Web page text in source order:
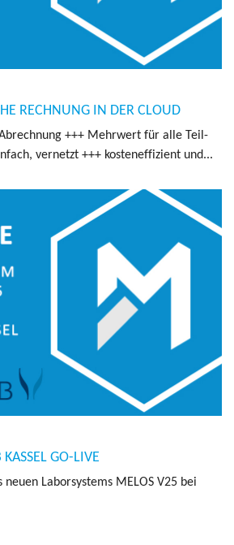
RECHNUNG IN DER CLOUD
+++ Mehr­wert für alle Teil­
ver­netzt +++ kos­ten­ef­fi­zi­ent und...
GO-LIVE
La­bor­sys­tems MELOS V25 bei